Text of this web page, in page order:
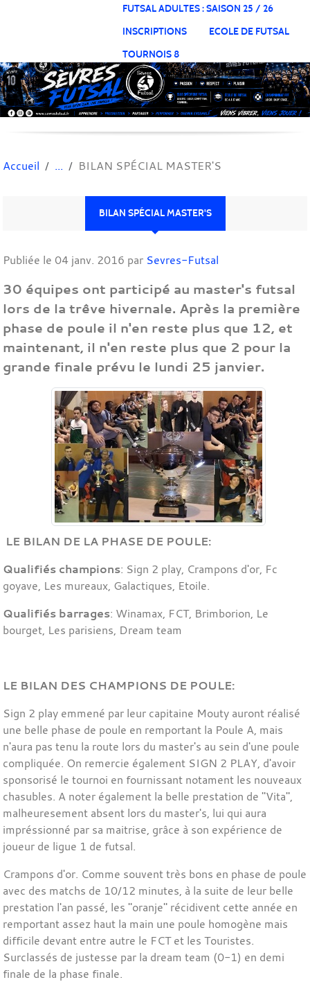
FUTSAL ADULTES : SAISON 25 / 26
INSCRIPTIONS
ECOLE DE FUTSAL
TOURNOIS 8
Accueil BILAN SPÉCIAL MASTER'S
BILAN SPÉCIAL MASTER'S
Publiée le 04 janv. 2016 par Sevres-Futsal
30 équipes ont participé au master's futsal
lors de la trêve hivernale. Après la première
phase de poule il n'en reste plus que 12, et
maintenant, il n'en reste plus que 2 pour la
grande finale prévu le lundi 25 janvier.
LE BILAN DE LA PHASE DE POULE:
Qualifiés champions: Sign 2 play, Crampons d'or, Fc
goyave, Les mureaux, Galactiques, Etoile.
Qualifiés barrages: Winamax, FCT, Brimborion, Le
bourget, Les parisiens, Dream team
LE BILAN DES CHAMPIONS DE POULE:
Sign 2 play emmené par leur capitaine Mouty auront réalisé
une belle phase de poule en remportant la Poule A, mais
n'aura pas tenu la route lors du master's au sein d'une poule
compliquée. On remercie également SIGN 2 PLAY, d'avoir
sponsorisé le tournoi en fournissant notament les nouveaux
chasubles. A noter également la belle prestation de "Vita",
malheuresement absent lors du master's, lui qui aura
impréssionné par sa maitrise, grâce à son expérience de
joueur de ligue 1 de futsal.
Crampons d'or. Comme souvent très bons en phase de poule
avec des matchs de 10/12 minutes, à la suite de leur belle
prestation l'an passé, les "oranje" récidivent cette année en
remportant assez haut la main une poule homogène mais
difficile devant entre autre le FCT et les Touristes.
Surclassés de justesse par la dream team (0-1) en demi
finale de la phase finale.
Panneau de gestion des cookies